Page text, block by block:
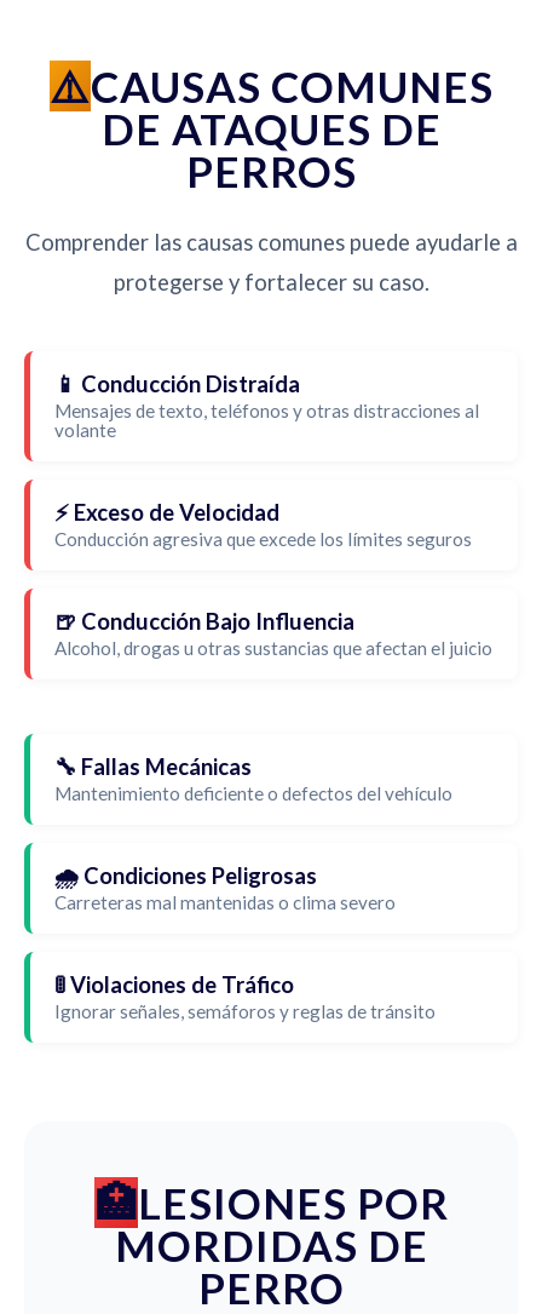
CAUSAS COMUNES
DE ATAQUES DE
PERROS
Comprender las causas comunes puede ayudarle a
protegerse y fortalecer su caso.
📱 Conducción Distraída
Mensajes de texto, teléfonos y otras distracciones al
volante
⚡ Exceso de Velocidad
Conducción agresiva que excede los límites seguros
🍺 Conducción Bajo Influencia
Alcohol, drogas u otras sustancias que afectan el juicio
🔧 Fallas Mecánicas
Mantenimiento deficiente o defectos del vehículo
🌧️ Condiciones Peligrosas
Carreteras mal mantenidas o clima severo
🚦 Violaciones de Tráfico
Ignorar señales, semáforos y reglas de tránsito
LESIONES POR
MORDIDAS DE
PERRO